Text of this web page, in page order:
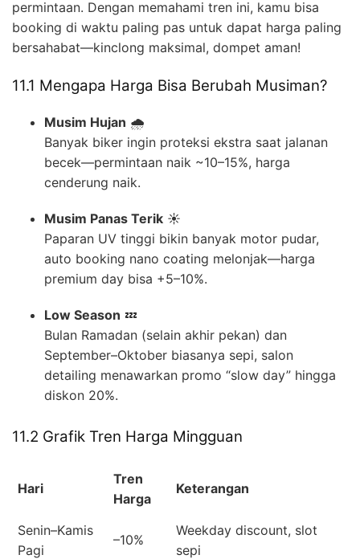
permintaan. Dengan memahami tren ini, kamu bisa
booking di waktu paling pas untuk dapat harga paling
bersahabat—kinclong maksimal, dompet aman!
11.1 Mengapa Harga Bisa Berubah Musiman?
Musim Hujan 🌧️
Banyak biker ingin proteksi ekstra saat jalanan
becek—permintaan naik ~10–15%, harga
cenderung naik.
Musim Panas Terik ☀️
Paparan UV tinggi bikin banyak motor pudar,
auto booking nano coating melonjak—harga
premium day bisa +5–10%.
Low Season 💤
Bulan Ramadan (selain akhir pekan) dan
September–Oktober biasanya sepi, salon
detailing menawarkan promo “slow day” hingga
diskon 20%.
11.2 Grafik Tren Harga Mingguan
Hari
Tren
Harga
Keterangan
Senin–Kamis
Pagi
–10%
Weekday discount, slot
sepi